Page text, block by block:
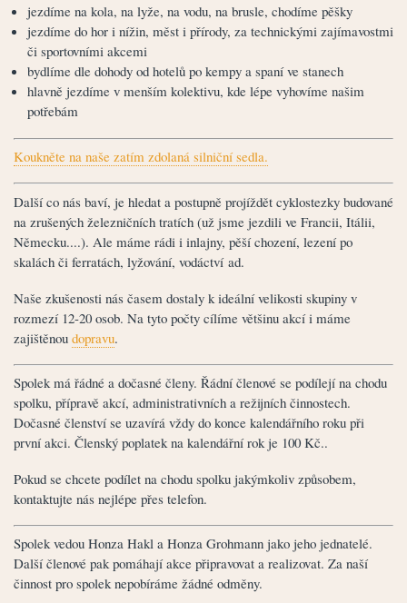
jezdíme na kola, na lyže, na vodu, na brusle, chodíme pěšky
jezdíme do hor i nížin, měst i přírody, za technickými zajímavostmi
či sportovními akcemi
bydlíme dle dohody od hotelů po kempy a spaní ve stanech
hlavně jezdíme v menším kolektivu, kde lépe vyhovíme našim
potřebám
Koukněte na naše zatím zdolaná silniční sedla.
Další co nás baví, je hledat a postupně projíždět cyklostezky budované
na zrušených železničních tratích (už jsme jezdili ve Francii, Itálii,
Německu....). Ale máme rádi i inlajny, pěší chození, lezení po
skalách či ferratách, lyžování, vodáctví ad.
Naše zkušenosti nás časem dostaly k ideální velikosti skupiny v
rozmezí 12-20 osob. Na tyto počty cílíme většinu akcí i máme
zajištěnou dopravu.
Spolek má řádné a dočasné členy. Řádní členové se podílejí na chodu
spolku, přípravě akcí, administrativních a režijních činnostech.
Dočasné členství se uzavírá vždy do konce kalendářního roku při
první akci. Členský poplatek na kalendářní rok je 100 Kč..
Pokud se chcete podílet na chodu spolku jakýmkoliv způsobem,
kontaktujte nás nejlépe přes telefon.
Spolek vedou Honza Hakl a Honza Grohmann jako jeho jednatelé.
Další členové pak pomáhají akce připravovat a realizovat. Za naší
činnost pro spolek nepobíráme žádné odměny.